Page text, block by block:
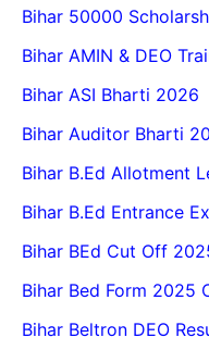
Bihar 50000
Bihar AMIN & DEO
Bihar ASI Bharti 2026
Bihar Auditor Bharti
Bihar B.Ed Allotment
Bihar B.Ed Entrance
Bihar BEd Cut Off
Bihar Bed Form 2025
Bihar Beltron DEO